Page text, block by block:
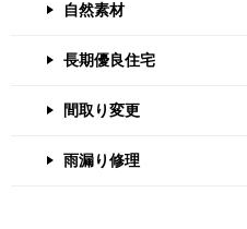
自然素材
長期優良住宅
間取り変更
雨漏り修理